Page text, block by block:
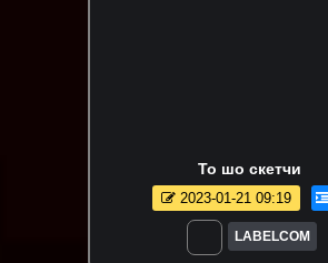
То шо скетчи
2023-01-21 09:19
LABELCOM